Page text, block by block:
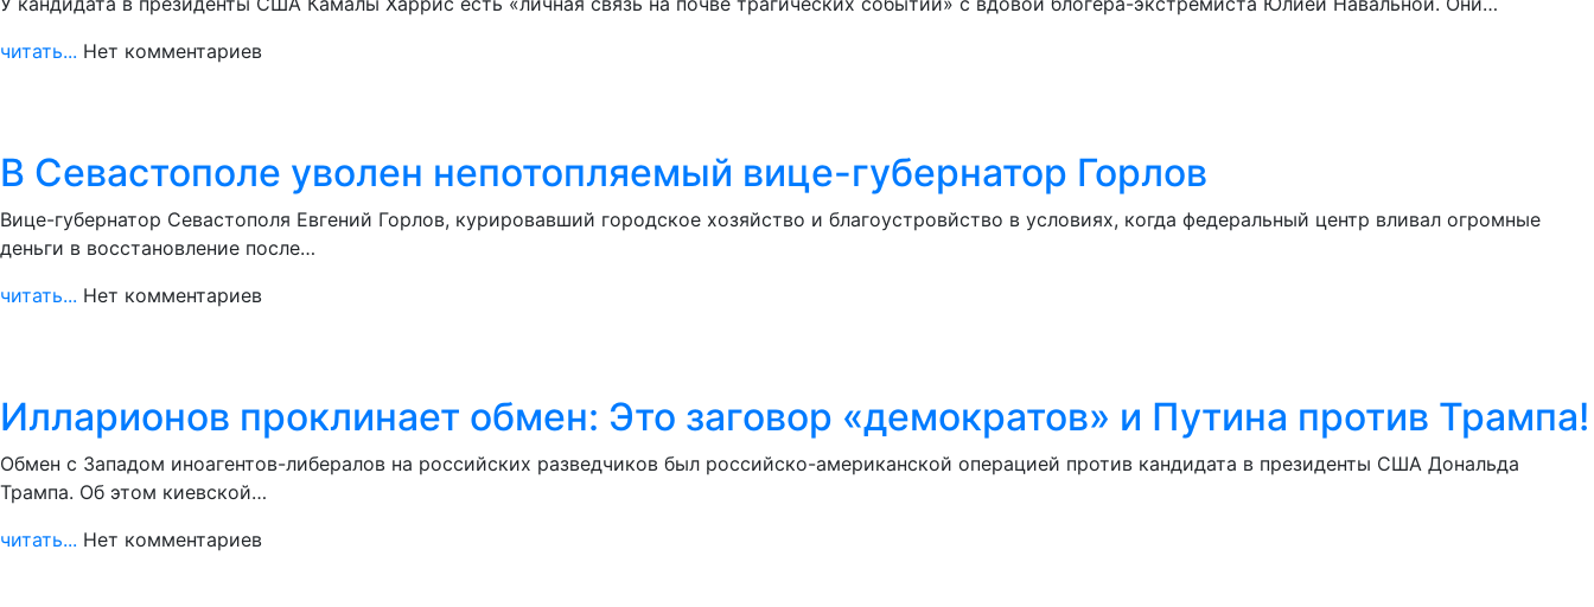
читать... Нет комментариев
В Севастополе уволен непотопляемый вице-губернатор Горлов
Вице-губернатор Севастополя Евгений Горлов, курировавший городское хозяйство и благоустровйство в условиях, когда федеральный центр вливал огромные
деньги в восстановление после…
читать... Нет комментариев
Илларионов проклинает обмен: Это заговор «демократов» и Путина против Трампа!
Обмен с Западом иноагентов-либералов на российских разведчиков был российско-американской операцией против кандидата в президенты США Дональда
Трампа. Об этом киевской…
читать... Нет комментариев